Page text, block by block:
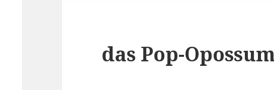
das Pop-